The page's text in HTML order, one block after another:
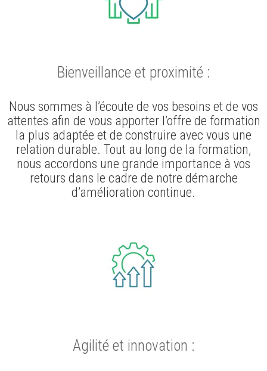
Bienveillance et proximité :
Nous sommes à l’écoute de vos besoins et de vos
attentes afin de vous apporter l’offre de formation
la plus adaptée et de construire avec vous une
relation durable. Tout au long de la formation,
nous accordons une grande importance à vos
retours dans le cadre de notre démarche
d’amélioration continue.
Agilité et innovation :